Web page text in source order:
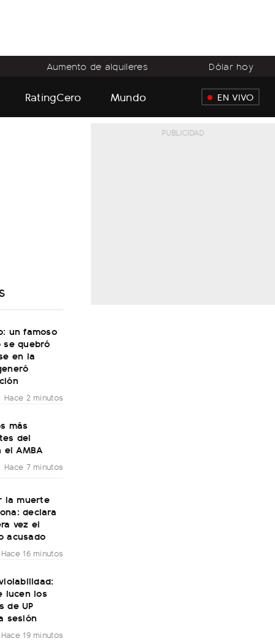
Aumento de alquileres Dólar hoy
RatingCero Mundo EN VIVO
un famoso
se quebró
en la
Hace 2 minutos
más
del
AMBA
Hace 7 minutos
la muerte
declara
vez el
acusado
Hace 16 minutos
lucen los
de UP
sesión
Hace 19 minutos